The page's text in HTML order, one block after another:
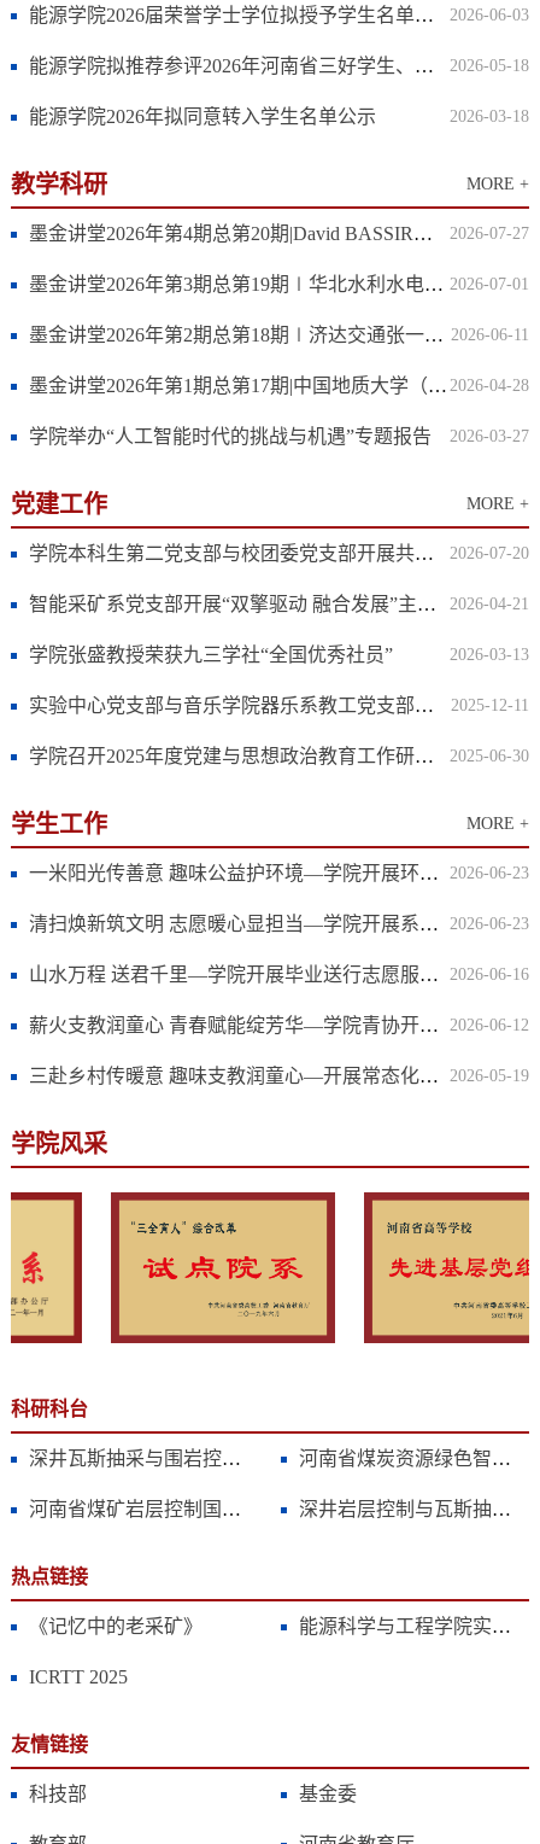
2026-06-03
能源学院2026届荣誉学士学位拟授予学生名单公示
2026-05-18
能源学院拟推荐参评2026年河南省三好学生、优秀学生干部、先进班集体的公示
2026-03-18
能源学院2026年拟同意转入学生名单公示
教学科研 MORE +
2026-07-27
墨金讲堂2026年第4期总第20期|David BASSIR教授应邀作学术报告
2026-07-01
墨金讲堂2026年第3期总第19期∣华北水利水电大学李欣博士应邀来院作专题讲座
2026-06-11
墨金讲堂2026年第2期总第18期∣济达交通张一豪总监应邀来院作专题讲座
2026-04-28
墨金讲堂2026年第1期总第17期|中国地质大学（北京）董海良教授受邀作学术报告
2026-03-27
学院举办“人工智能时代的挑战与机遇”专题报告
党建工作 MORE +
2026-07-20
学院本科生第二党支部与校团委党支部开展共建活动
2026-04-21
智能采矿系党支部开展“双擎驱动 融合发展”主题党日活动
2026-03-13
学院张盛教授荣获九三学社“全国优秀社员”
2025-12-11
实验中心党支部与音乐学院器乐系教工党支部开展共创共建活动
2025-06-30
学院召开2025年度党建与思想政治教育工作研讨会
学生工作 MORE +
2026-06-23
一米阳光传善意 趣味公益护环境—学院开展环保主题微公益活动
2026-06-23
清扫焕新筑文明 志愿暖心显担当—学院开展系列环境整治志愿服务活动
2026-06-16
山水万程 送君千里—学院开展毕业送行志愿服务活动
2026-06-12
薪火支教润童心 青春赋能绽芳华—学院青协开展系列支教活动
2026-05-19
三赴乡村传暖意 趣味支教润童心—开展常态化乡村支教活动
学院风采
科研科台
深井瓦斯抽采与围岩控制技术国家地方联合工程实验室} 河南省煤炭资源绿色智能开采重点实验室}
河南省煤矿岩层控制国际联合实验室} 深井岩层控制与瓦斯抽采应急管理部科技支撑平台}
热点链接
《记忆中的老采矿》 能源科学与工程学院实验中心
ICRTT 2025
友情链接
科技部 基金委